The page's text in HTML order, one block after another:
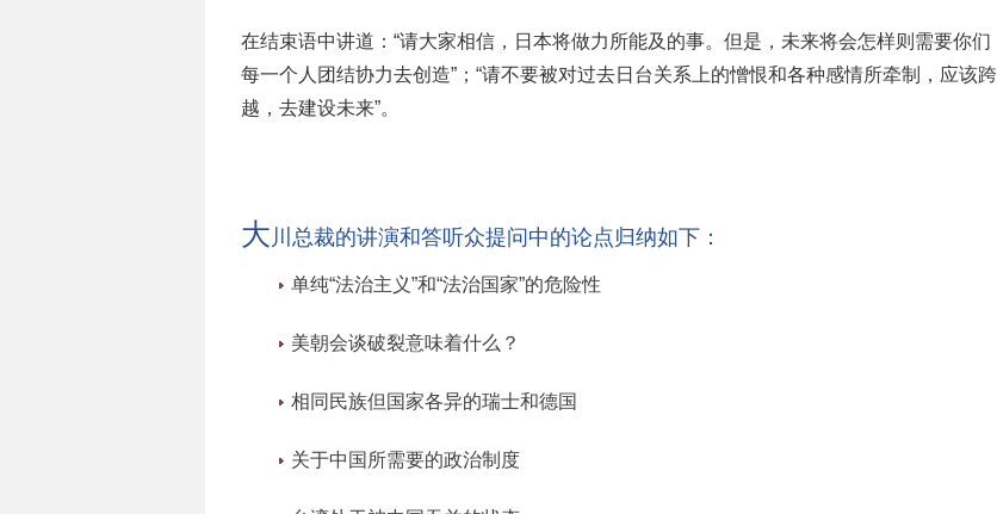
在结束语中讲道：“请大家相信，日本将做力所能及的事。但是，未来将会怎样则需要你们
每一个人团结协力去创造”；“请不要被对过去日台关系上的憎恨和各种感情所牵制，应该跨
越，去建设未来”。
大 川总裁的讲演和答听众提问中的论点归纳如下：
单纯“法治主义”和“法治国家”的危险性
美朝会谈破裂意味着什么？
相同民族但国家各异的瑞士和德国
关于中国所需要的政治制度